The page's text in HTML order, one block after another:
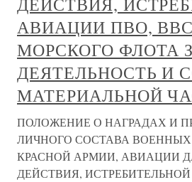
АВИАЦИИ ПВО,
МОРСКОГО ФЛОТА
ДЕЯТЕЛЬНОСТЬ И
МАТЕРИАЛЬНОЙ
ПОЛОЖЕНИЕ О НАГРАДАХ И
ЛИЧНОГО СОСТАВА
КРАСНОЙ АРМИИ, АВИАЦИИ
ДЕЙСТВИЯ,